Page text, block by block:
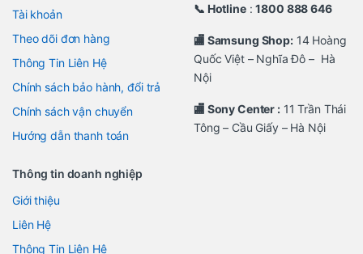
Tài khoản
Theo dõi đơn hàng
Thông Tin Liên Hệ
Chính sách bảo hành, đổi trả
Chính sách vận chuyển
Hướng dẫn thanh toán
📞 Hotline:1800 888 646
🏬 Samsung Shop:14 Hoàng
Quốc Việt – Nghĩa Đô – Hà
Nội
🏬 Sony Center :11 Trần Thái
Tông – Cầu Giấy – Hà Nội
Thông tin doanh nghiệp
Giới thiệu
Liên Hệ
Thông Tin Liên Hệ